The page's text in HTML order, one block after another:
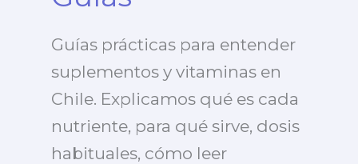
Guías prácticas para entender
suplementos y vitaminas en
Chile. Explicamos qué es cada
nutriente, para qué sirve, dosis
habituales, cómo leer